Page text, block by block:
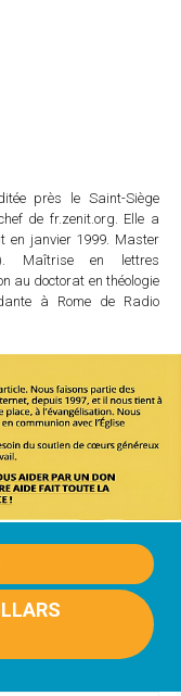
près le Saint-Siège
de fr.zenit.org. Elle a
en janvier 1999. Master
Maîtrise en lettres
au doctorat en théologie
à Rome de Radio